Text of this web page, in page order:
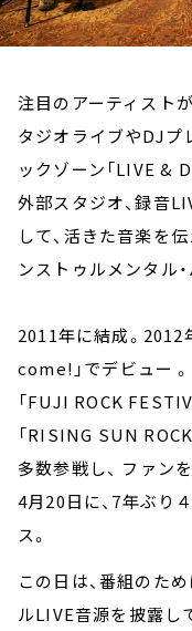
注目のアーティスト
タジオライブやDJプ
ックゾーン「LIVE &
外部スタジオ、録音
して、活きた音楽を
ンストゥルメンタル・
2011年に結成。
come!」でデビュー 。
「FUJI ROCK
「RISING SUN
多数参戦し、 ファン
4月20日に、7年ぶり
ス。
この日は、番組のた
ルLIVE音源を披露し